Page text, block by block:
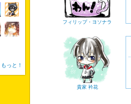
フィリップ・ヨソナラ
貴家 衿花
もっと！